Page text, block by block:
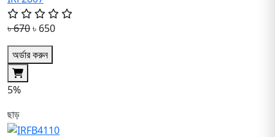
৳ 670৳ 650
অর্ডার করুন
5%
ছাড়